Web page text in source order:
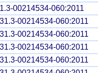
00214534-060:2011
00214534-060:2011
00214534-060:2011
00214534-060:2011
00214534-060:2011